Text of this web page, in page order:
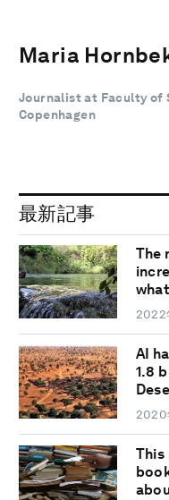
Maria
Journalist at Faculty of
Copenhagen
最新記事
The
2022
AI
1.8
2020
This